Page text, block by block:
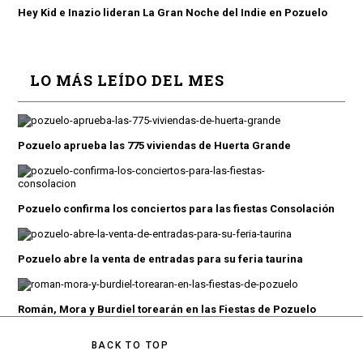
Hey Kid e Inazio lideran La Gran Noche del Indie en Pozuelo
LO MÁS LEÍDO DEL MES
Pozuelo aprueba las 775 viviendas de Huerta Grande
Pozuelo confirma los conciertos para las fiestas Consolación
Pozuelo abre la venta de entradas para su feria taurina
Román, Mora y Burdiel torearán en las Fiestas de Pozuelo
BACK TO TOP